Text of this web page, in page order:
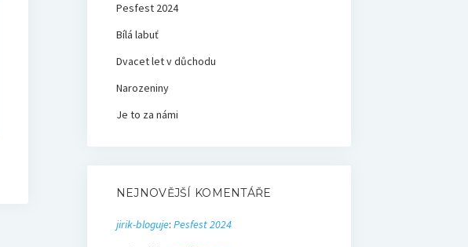
Pesfest 2024
Bílá labuť
Dvacet let v důchodu
Narozeniny
Je to za námi
NEJNOVĚJŠÍ KOMENTÁŘE
jirik-bloguje: Pesfest 2024